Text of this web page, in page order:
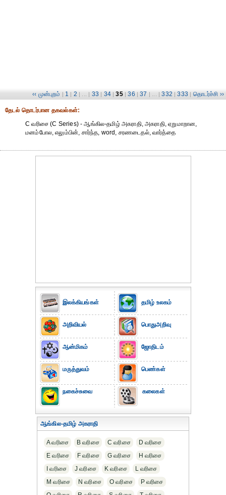
‹‹ முன்புறம் | 1 | 2 | ... | 33 | 34 | 35 | 36 | 37 | ... | 332 | 333 | தொடர்ச்சி ››
தேட‌ல் தொட‌ர்பான தகவ‌ல்க‌ள்:
C வரிசை (C Series) - ஆங்கில-தமிழ் அகராதி, அகராதி, ஏறுமாறான,
மனம்போல, எலும்பின், சார்ந்த, word, சரணடைதல், வார்த்தை
இலக்கியங்கள்
அறிவியல்
ஆன்மிகம்
மருத்துவம்
நகைச்சுவை
தமிழ் உலகம்
பொதுஅறிவு
ஜோதிடம்
பெண்கள்
கலைகள்
ஆங்கில-தமிழ் அகராதி
A வரிசை B வரிசை C வரிசை
D வரிசை
E வரிசை
F வரிசை G வரிசை
H வரிசை
I வரிசை
J வரிசை K வரிசை
L வரிசை
M வரிசை
N வரிசை O வரிசை
P வரிசை